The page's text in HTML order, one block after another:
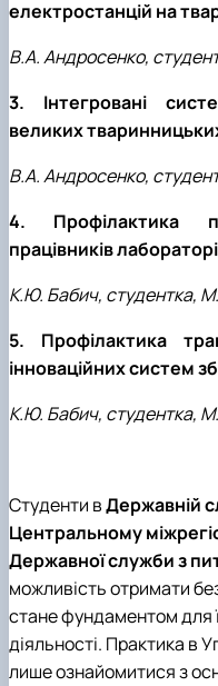
електростанцій на
В.А. Андросенко,
3. Інтегровані
великих
В.А. Андросенко,
4. Профілактика
працівників
К.Ю. Бабич, студентка,
5. Профілактика
інноваційних систем
К.Ю. Бабич, студентка,
Студенти вДержавній
Центральному
Державної служби з
можливість отримати
стане фундаментом для
діяльності. Практика в
лише ознайомитися з